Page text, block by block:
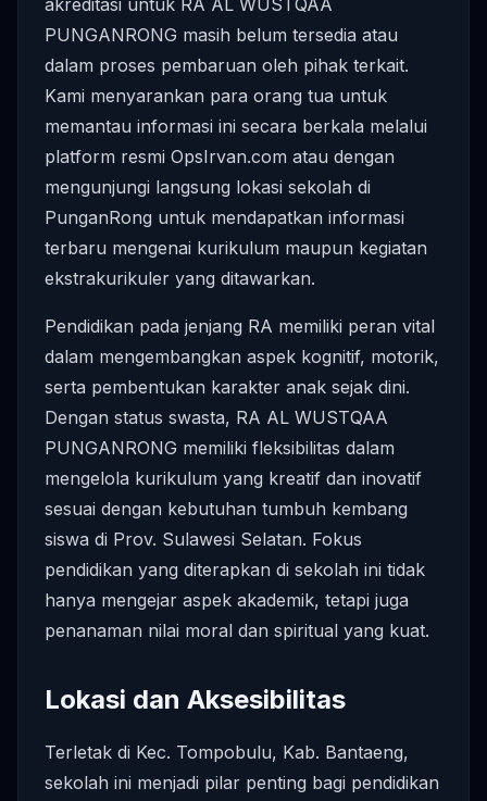
akreditasi untuk RA AL WUSTQAA
PUNGANRONG masih belum tersedia atau
dalam proses pembaruan oleh pihak terkait.
Kami menyarankan para orang tua untuk
memantau informasi ini secara berkala melalui
platform resmi OpsIrvan.com atau dengan
mengunjungi langsung lokasi sekolah di
PunganRong untuk mendapatkan informasi
terbaru mengenai kurikulum maupun kegiatan
ekstrakurikuler yang ditawarkan.
Pendidikan pada jenjang RA memiliki peran vital
dalam mengembangkan aspek kognitif, motorik,
serta pembentukan karakter anak sejak dini.
Dengan status swasta, RA AL WUSTQAA
PUNGANRONG memiliki fleksibilitas dalam
mengelola kurikulum yang kreatif dan inovatif
sesuai dengan kebutuhan tumbuh kembang
siswa di Prov. Sulawesi Selatan. Fokus
pendidikan yang diterapkan di sekolah ini tidak
hanya mengejar aspek akademik, tetapi juga
penanaman nilai moral dan spiritual yang kuat.
Lokasi dan Aksesibilitas
Terletak di Kec. Tompobulu, Kab. Bantaeng,
sekolah ini menjadi pilar penting bagi pendidikan